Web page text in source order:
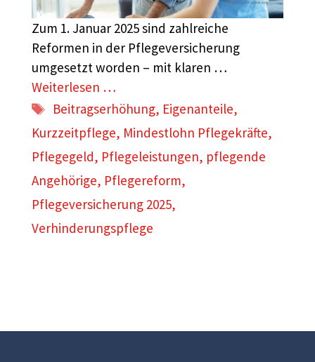
Zum 1. Januar 2025 sind zahlreiche
Reformen in der Pflegeversicherung
umgesetzt worden – mit klaren …
Weiterlesen …
Schlagwörter
Beitragserhöhung, Eigenanteile,
Kurzzeitpflege, Mindestlohn Pflegekräfte,
Pflegegeld, Pflegeleistungen, pflegende
Angehörige, Pflegereform,
Pflegeversicherung 2025,
Verhinderungspflege